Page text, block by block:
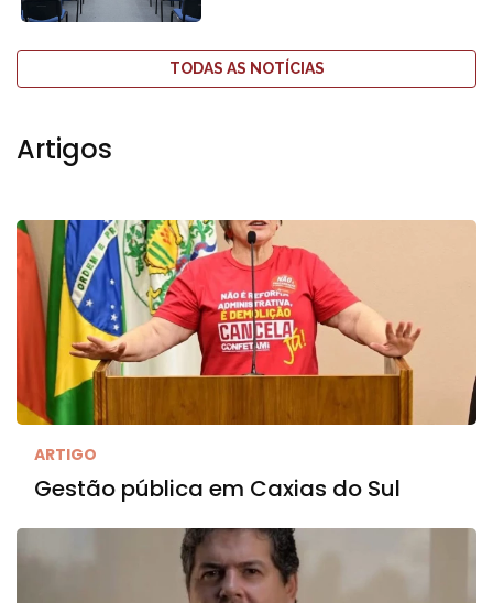
TODAS AS NOTÍCIAS
Artigos
ARTIGO
Gestão pública em Caxias do Sul